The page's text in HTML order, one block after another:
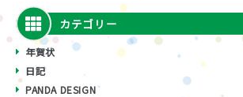
カテゴリー
年賀状
日記
PANDA DESIGN